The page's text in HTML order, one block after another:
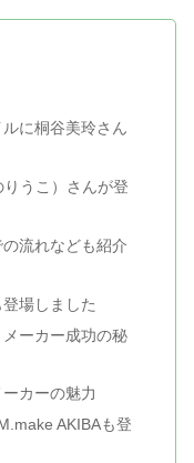
に桐谷美玲さん
うこ）さんが登
流れなども紹介
場しました
ーカー成功の秘
カーの魅力
AKIBAも登